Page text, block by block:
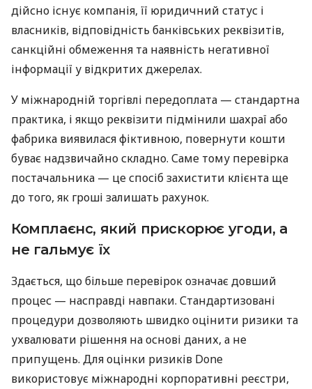
дійсно існує компанія, її юридичний статус і
власників, відповідність банківських реквізитів,
санкційні обмеження та наявність негативної
інформації у відкритих джерелах.
У міжнародній торгівлі передоплата — стандартна
практика, і якщо реквізити підмінили шахраї або
фабрика виявилася фіктивною, повернути кошти
буває надзвичайно складно. Саме тому перевірка
постачальника — це спосіб захистити клієнта ще
до того, як гроші залишать рахунок.
Комплаєнс, який прискорює угоди, а
не гальмує їх
Здається, що більше перевірок означає довший
процес — насправді навпаки. Стандартизовані
процедури дозволяють швидко оцінити ризики та
ухвалювати рішення на основі даних, а не
припущень. Для оцінки ризиків Done
використовує міжнародні корпоративні реєстри,